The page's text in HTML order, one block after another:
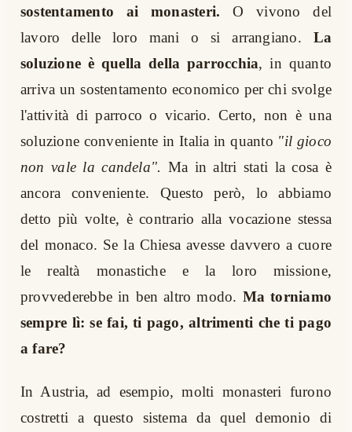
sostentamento ai monasteri. O vivono del
lavoro delle loro mani o si arrangiano. La
soluzione è quella della parrocchia, in quanto
arriva un sostentamento economico per chi svolge
l'attività di parroco o vicario. Certo, non è una
soluzione conveniente in Italia in quanto "il gioco
non vale la candela". Ma in altri stati la cosa è
ancora conveniente. Questo però, lo abbiamo
detto più volte, è contrario alla vocazione stessa
del monaco. Se la Chiesa avesse davvero a cuore
le realtà monastiche e la loro missione,
provvederebbe in ben altro modo. Ma torniamo
sempre lì: se fai, ti pago, altrimenti che ti pago
a fare?
In Austria, ad esempio, molti monasteri furono
costretti a questo sistema da quel demonio di